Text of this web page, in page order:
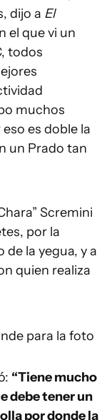
dijo a El
el que vi un
todos
muchos
es doble la
un Prado tan
Scremini
por la
la yegua, y a
quien realiza
para la foto
“Tiene mucho
debe tener un
por donde la